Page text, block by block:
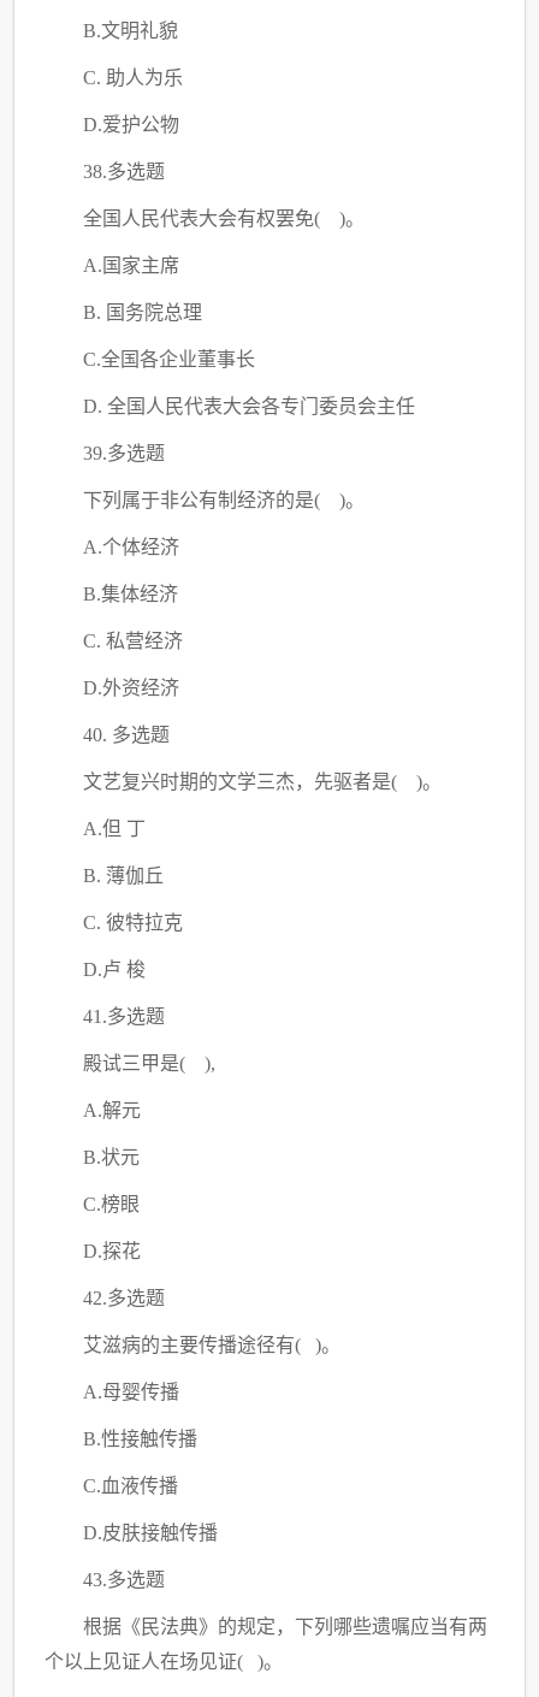
B.文明礼貌
C. 助人为乐
D.爱护公物
38.多选题
全国人民代表大会有权罢免( )。
A.国家主席
B. 国务院总理
C.全国各企业董事长
D. 全国人民代表大会各专门委员会主任
39.多选题
下列属于非公有制经济的是( )。
A.个体经济
B.集体经济
C. 私营经济
D.外资经济
40. 多选题
文艺复兴时期的文学三杰，先驱者是( )。
A.但 丁
B. 薄伽丘
C. 彼特拉克
D.卢 梭
41.多选题
殿试三甲是( ),
A.解元
B.状元
C.榜眼
D.探花
42.多选题
艾滋病的主要传播途径有( )。
A.母婴传播
B.性接触传播
C.血液传播
D.皮肤接触传播
43.多选题
根据《民法典》的规定，下列哪些遗嘱应当有两
个以上见证人在场见证( )。